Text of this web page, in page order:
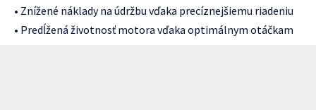
• Znížené náklady na údržbu vďaka precíznejšiemu riadeniu
• Predĺžená životnosť motora vďaka optimálnym otáčkam